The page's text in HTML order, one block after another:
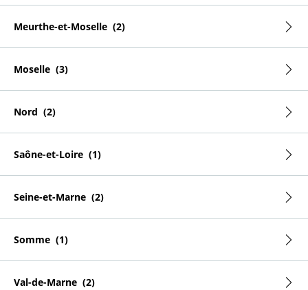
Meurthe-et-Moselle
Moselle
Nord
Saône-et-Loire
Seine-et-Marne
Somme
Val-de-Marne